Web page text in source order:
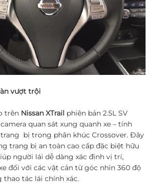
vượt trội
trên Nissan XTrail phiên bản 2.5L SV
quan sát xung quanh xe – tính
bị trong phân khúc Crossover. Đây
trang bị an toàn cao cấp đặc biệt hữu
người lái dễ dàng xác định vị trí,
đối với các vật cản từ góc nhìn 360 độ
thao tác lái chính xác.